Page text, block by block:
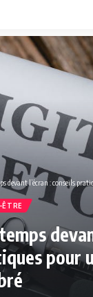
l’écran : conseils pratiques
pour